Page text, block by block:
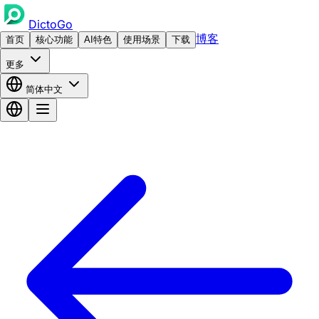
DictoGo
首页 核心功能 AI特色 使用场景 下载 博客
更多
简体中文